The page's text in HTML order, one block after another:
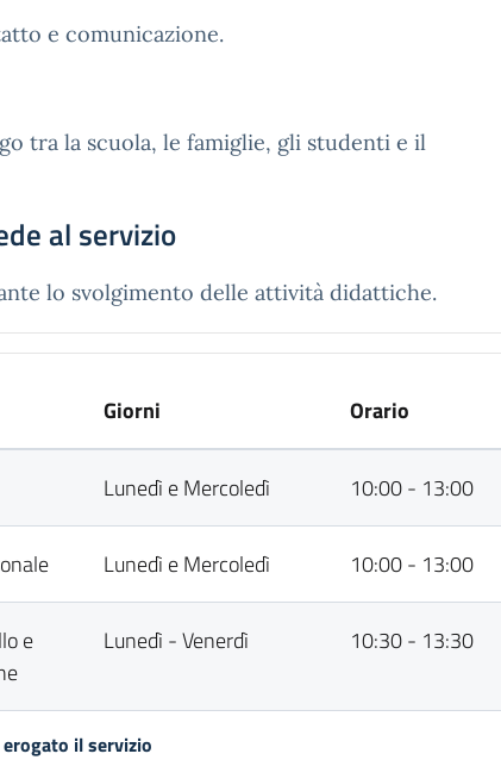
e comunicazione.
tra la scuola, le famiglie, gli studenti e il
al servizio
lo svolgimento delle attività didattiche.
Giorni Orario
Lunedì e Mercoledì 10:00 - 13:00
Lunedì e Mercoledì 10:00 - 13:00
e
Lunedì - Venerdì 10:30 - 13:30
il servizio